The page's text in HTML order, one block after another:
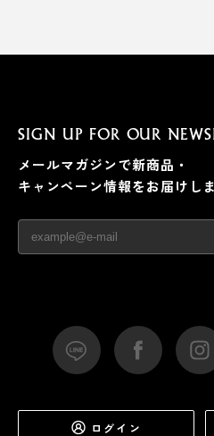
SIGN UP FOR OUR
メールマガジンで新商品・
キャンペーン情報をお届けしま
ログイン